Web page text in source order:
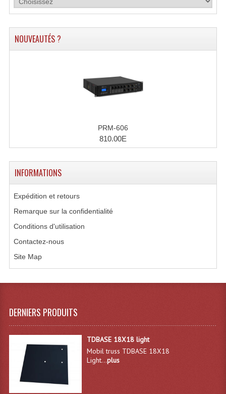
Changeurs De Couleurs
Laser Multi-Points
Lasers D'extérieur Multi-Points
Electronique Commande Light
Flexibles Lumineux Leds
Guirlandes Lumineuse
NOUVEAUTÉS ?
PRM-606
810.00E
INFORMATIONS
Expédition et retours
Remarque sur la confidentialité
Conditions d'utilisation
Contactez-nous
Site Map
DERNIERS PRODUITS
TDBASE 18X18 light
Mobil truss TDBASE 18X18
Light...plus